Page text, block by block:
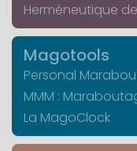
Herméneutique
Magotools
Personal
MMM :
La MagoClock